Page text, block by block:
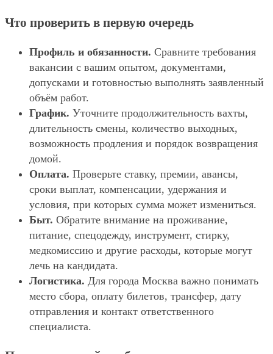
Что проверить в первую очередь
Профиль и обязанности. Сравните требования
вакансии с вашим опытом, документами,
допусками и готовностью выполнять заявленный
объём работ.
График. Уточните продолжительность вахты,
длительность смены, количество выходных,
возможность продления и порядок возвращения
домой.
Оплата. Проверьте ставку, премии, авансы,
сроки выплат, компенсации, удержания и
условия, при которых сумма может измениться.
Быт. Обратите внимание на проживание,
питание, спецодежду, инструмент, стирку,
медкомиссию и другие расходы, которые могут
лечь на кандидата.
Логистика. Для города Москва важно понимать
место сбора, оплату билетов, трансфер, дату
отправления и контакт ответственного
специалиста.